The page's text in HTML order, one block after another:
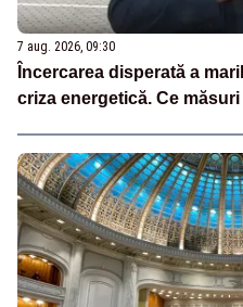
7 aug. 2026, 09:30
Încercarea disperată a
criza energetică. Ce măsuri